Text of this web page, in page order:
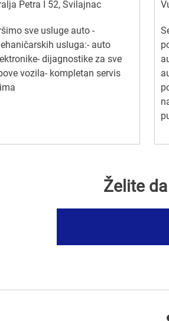
Petra I 52, Svilajnac
sve usluge auto -
usluga:- auto
dijagnostike za sve
vozila- kompletan servis
Želite